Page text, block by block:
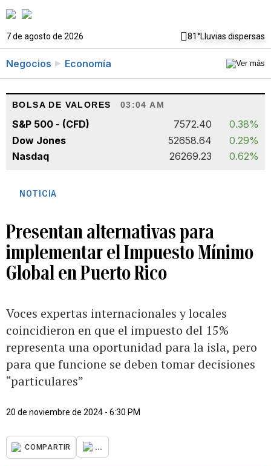
7 de agosto de 2026 81°Lluvias dispersas
Negocios Economía
BOLSA DE VALORES 03:04 AM
S&P 500 - (CFD) 7572.40
0.38%
Dow Jones
52658.64
0.29%
Nasdaq
26269.23 0.62%
NOTICIA
Presentan alternativas para
implementar el Impuesto Mínimo
Global en Puerto Rico
Voces expertas internacionales y locales
coincidieron en que el impuesto del 15%
representa una oportunidad para la isla, pero
para que funcione se deben tomar decisiones
“particulares”
20 de noviembre de 2024 - 6:30 PM
COMPARTIR ...